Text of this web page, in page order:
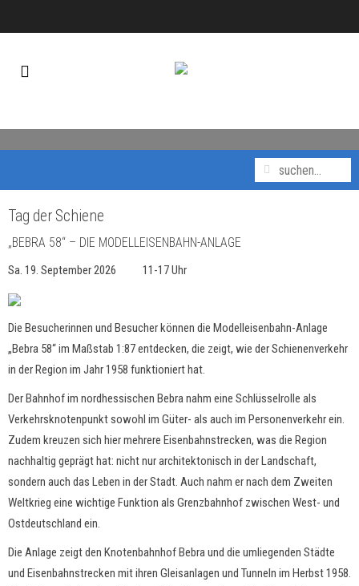
Tag der Schiene
„BEBRA 58“ – DIE MODELLEISENBAHN-ANLAGE
Sa. 19. September 2026 11-17 Uhr
Die Besucherinnen und Besucher können die Modelleisenbahn-Anlage
„Bebra 58“ im Maßstab 1:87 entdecken, die zeigt, wie der Schienenverkehr
in der Region im Jahr 1958 funktioniert hat.
Der Bahnhof im nordhessischen Bebra nahm eine Schlüsselrolle als
Verkehrsknotenpunkt sowohl im Güter- als auch im Personenverkehr ein.
Zudem kreuzen sich hier mehrere Eisenbahnstrecken, was die Region
nachhaltig geprägt hat: nicht nur architektonisch in der Landschaft,
sondern auch das Leben in der Stadt. Auch nahm er nach dem Zweiten
Weltkrieg eine wichtige Funktion als Grenzbahnhof zwischen West- und
Ostdeutschland ein.
Die Anlage zeigt den Knotenbahnhof Bebra und die umliegenden Städte
und Eisenbahnstrecken mit ihren Gleisanlagen und Tunneln im Herbst 1958.